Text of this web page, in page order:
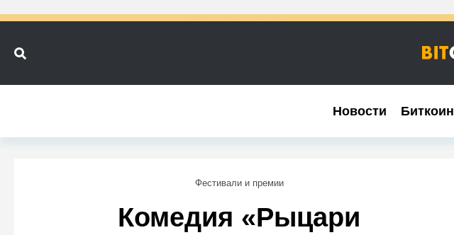
Новости Биткоин
Новости Биткоин
Фестивали и премии
Комедия «Рыцари